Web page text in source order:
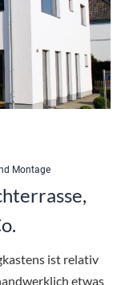
Montage
ist relativ
etwas